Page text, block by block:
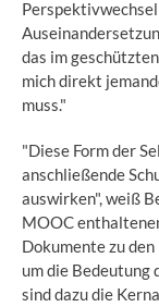
das im
mich direkt
muss."
"Diese Form der
anschließende
auswirken", weiß
MOOC
Dokumente zu
um die Bedeutung
sind dazu die